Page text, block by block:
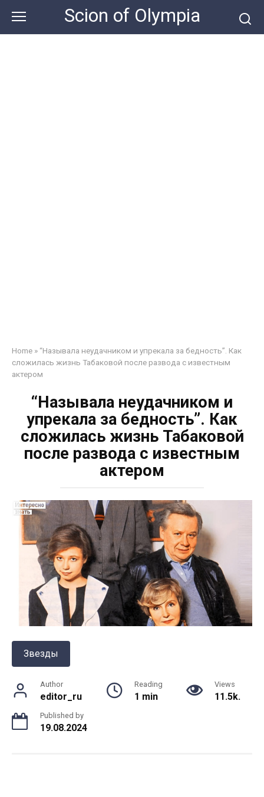
content
Scion of Olympia
Home » “Называла неудачником и упрекала за бедность”. Как
сложилась жизнь Табаковой после развода с известным
актером
“Называла неудачником и
упрекала за бедность”. Как
сложилась жизнь Табаковой
после развода с известным
актером
Звезды
Author
editor_ru
Reading
1 min
Views
11.5k.
Published by
19.08.2024